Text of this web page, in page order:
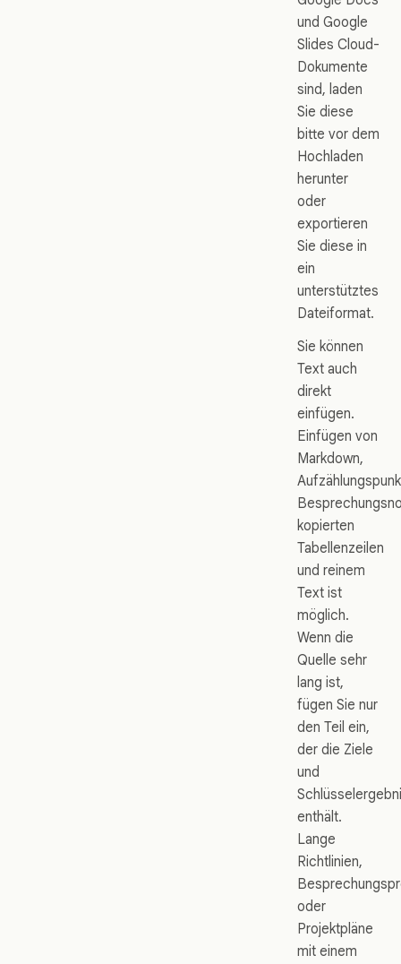
und Google
Slides Cloud-
Dokumente
sind, laden
Sie diese
bitte vor dem
Hochladen
herunter
oder
exportieren
Sie diese in
ein
unterstütztes
Dateiformat.
Sie können
Text auch
direkt
einfügen.
Einfügen von
Markdown,
kopierten
Tabellenzeilen
und reinem
Text ist
möglich.
Wenn die
Quelle sehr
lang ist,
fügen Sie nur
den Teil ein,
der die Ziele
und
enthält.
Lange
Richtlinien,
oder
Projektpläne
mit einem